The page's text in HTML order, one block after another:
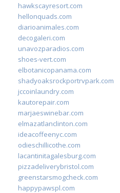
hawkscayresort.com
hellonquads.com
diarioanimales.com
decogaleri.com
unavozparadios.com
shoes-vert.com
elbotanicopanama.com
shadyoaksrockportrvpark.com
jccoinlaundry.com
kautorepair.com
marjaeswinebar.com
elmazatlanclinton.com
ideacoffeenyc.com
odieschillicothe.com
lacantinitagalesburg.com
pizzadeliverybristol.com
greenstarsmogcheck.com
happypawspl.com